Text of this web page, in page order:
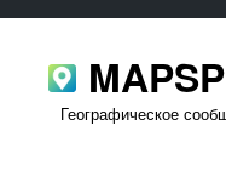
Географическое